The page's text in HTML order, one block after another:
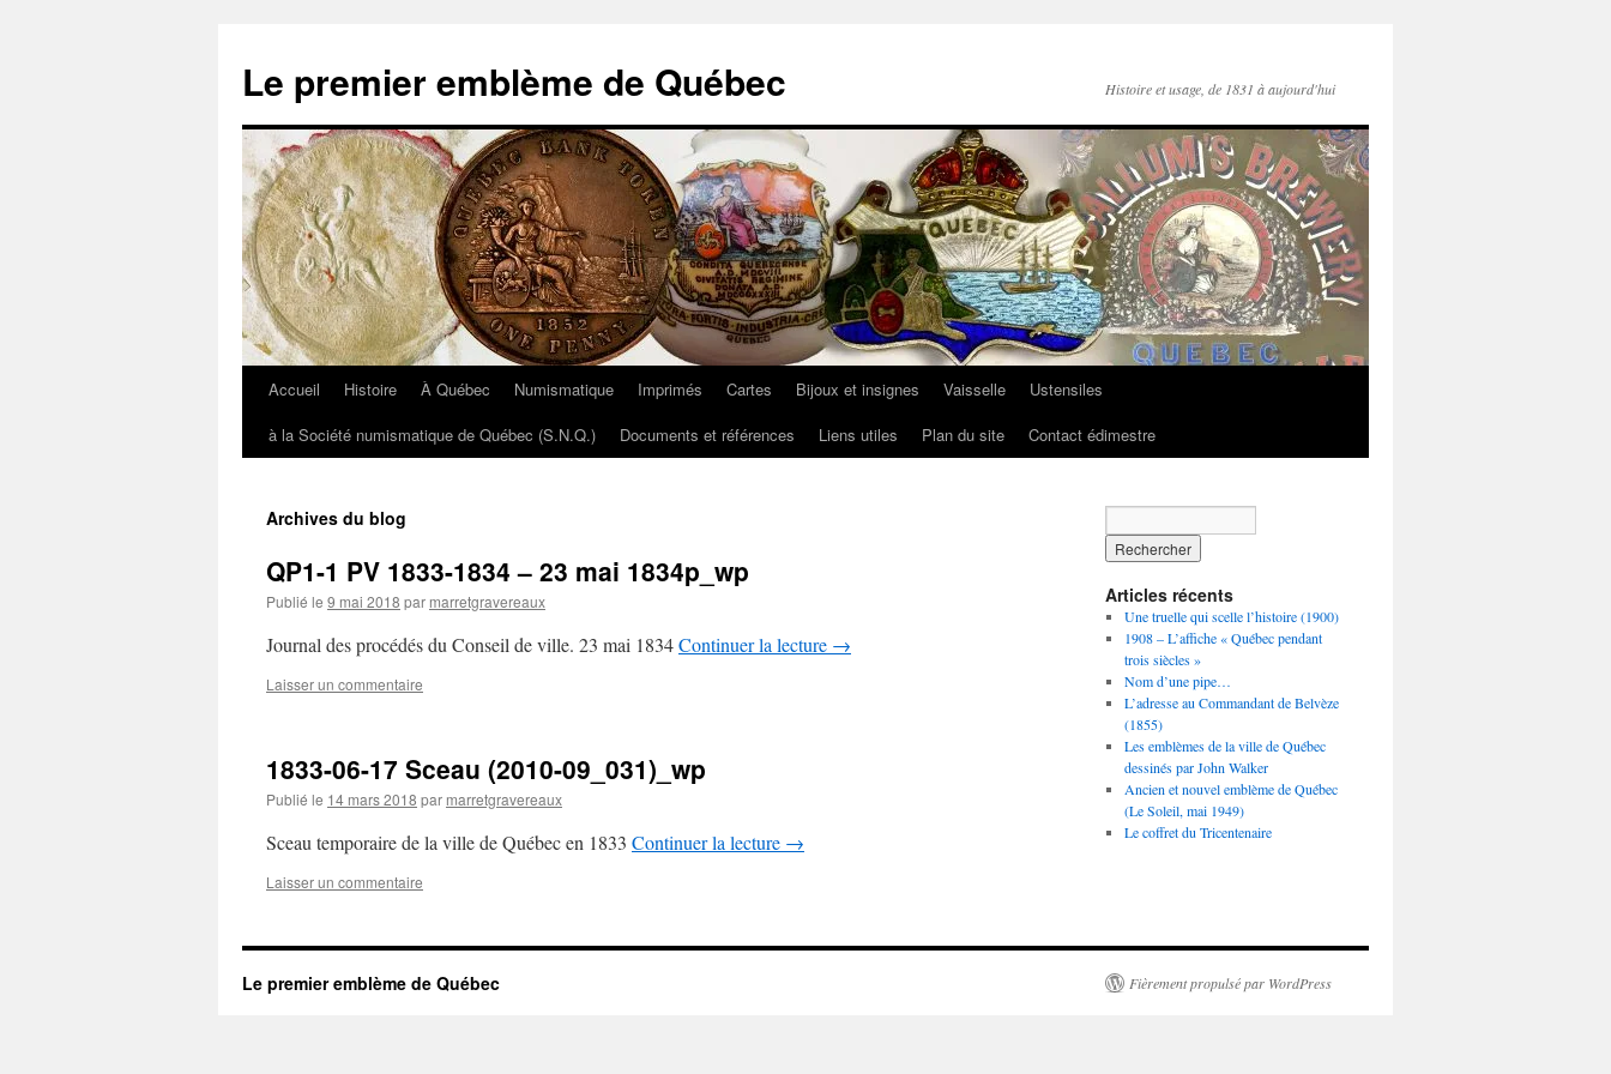
contenu
Le premier emblème de Québec Histoire et usage, de 1831 à aujourd'hui
Accueil Histoire À Québec Numismatique Imprimés Cartes Bijoux et insignes Vaisselle
Ustensiles
à la Société numismatique de Québec (S.N.Q.)
Documents et références Liens utiles Plan du site Contact édimestre
Archives du blog
QP1-1 PV 1833-1834 – 23 mai 1834p_wp
Publié le 9 mai 2018 par marretgravereaux
Journal des procédés du Conseil de ville. 23 mai 1834Continuer la lecture →
Laisser un commentaire
1833-06-17 Sceau (2010-09_031)_wp
Publié le 14 mars 2018 par marretgravereaux
Sceau temporaire de la ville de Québec en 1833 Continuer la lecture →
Laisser un commentaire
Articles récents
Une truelle qui scelle l’histoire (1900)
1908 – L’affiche « Québec pendant
trois siècles »
Nom d’une pipe…
L’adresse au Commandant de Belvèze
(1855)
Les emblèmes de la ville de Québec
dessinés par John Walker
Ancien et nouvel emblème de Québec
(Le Soleil, mai 1949)
Le coffret du Tricentenaire
Le premier emblème de Québec Fièrement propulsé par WordPress